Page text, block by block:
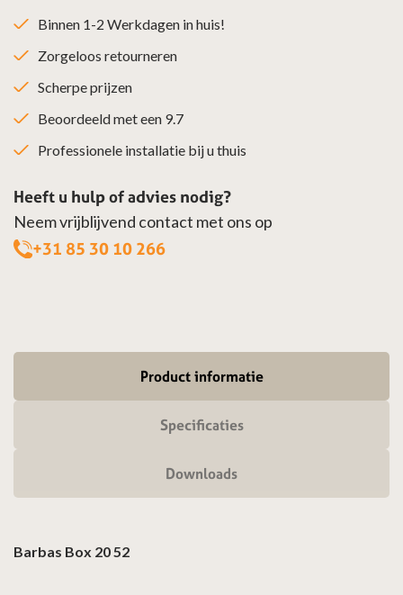
Binnen 1-2 Werkdagen in huis!
Zorgeloos retourneren
Scherpe prijzen
Beoordeeld met een 9.7
Professionele installatie bij u thuis
Heeft u hulp of advies nodig?
Neem vrijblijvend contact met ons op
+31 85 30 10 266
Product informatie
Specificaties
Downloads
Barbas Box 20 52